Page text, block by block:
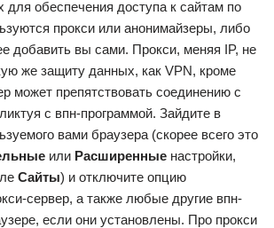
для обеспечения доступа к сайтам по
прокси или анонимайзеры, либо
добавить вы сами. Прокси, меняя IP, не
же защиту данных, как VPN, кроме
может препятствовать соединению с
с впн-программой. Зайдите в
вами браузера (скорее всего это
или Расширенные настройки,
Сайты) и отключите опцию
сервер, а также любые другие впн-
если они установлены. Про прокси